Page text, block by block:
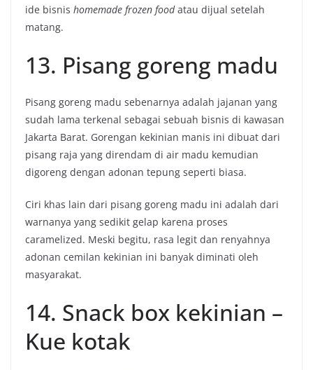
ide bisnis homemade frozen foodatau dijual setelah
matang.
13. Pisang goreng madu
Pisang goreng madu sebenarnya adalah jajanan yang
sudah lama terkenal sebagai sebuah bisnis di kawasan
Jakarta Barat. Gorengan kekinian manis ini dibuat dari
pisang raja yang direndam di air madu kemudian
digoreng dengan adonan tepung seperti biasa.
Ciri khas lain dari pisang goreng madu ini adalah dari
warnanya yang sedikit gelap karena proses
caramelized. Meski begitu, rasa legit dan renyahnya
adonan cemilan kekinian ini banyak diminati oleh
masyarakat.
14. Snack box kekinian –
Kue kotak